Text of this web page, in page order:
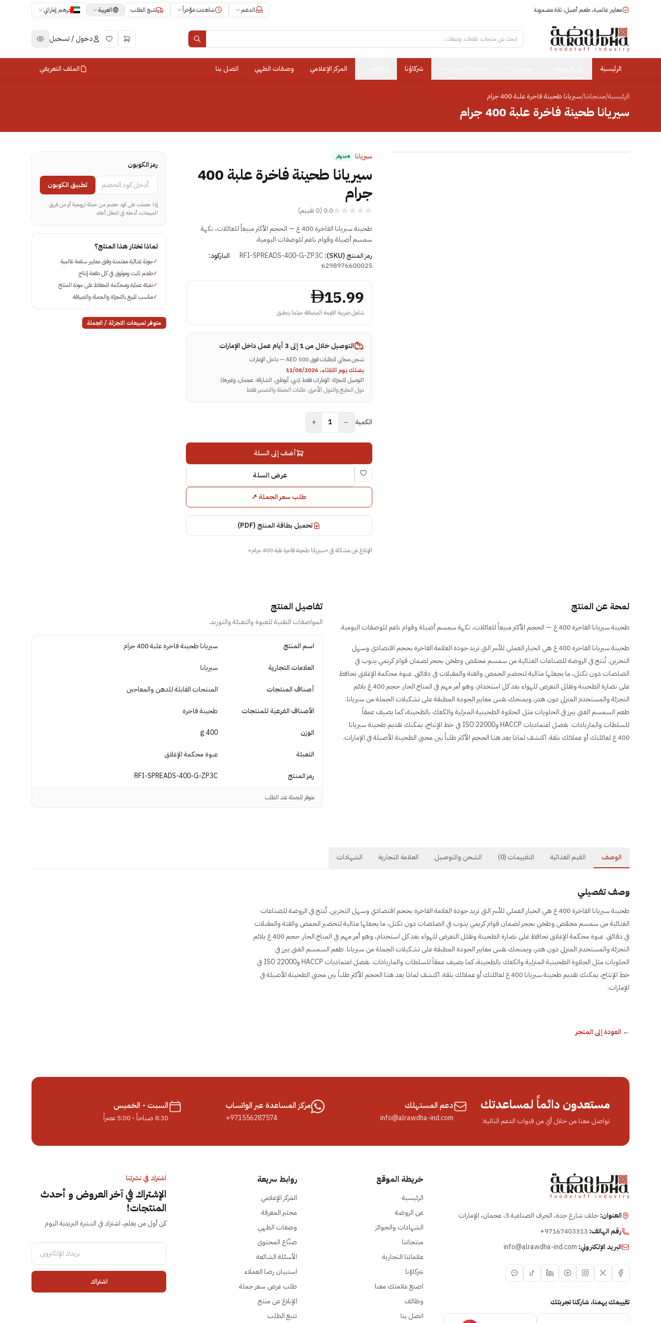
معايير عالمية، طعم أصيل، ثقة مضمونة الدعم شاهدت مؤخراً تتبع الطلب العربية درهم إماراتي
ابحث عن منتجات، علامات، وصفات... دخول / تسجيل
الرئيسية شركاؤنا المركز الإعلامي وصفات الطهي اتصل بنا الملف التعريفي
الرئيسية/منتجاتنا/سيريانا طحينة فاخرة علبة 400 جرام
سيريانا طحينة فاخرة علبة 400 جرام
سيريانا متوفر
سيريانا طحينة فاخرة علبة 400
جرام
0.0
(
0 تقييم)
طحينة سيريانا الفاخرة 400 غ — الحجم الأكثر مبيعاً للعائلات، نكهة
سمسم أصيلة وقوام ناعم للوصفات اليومية.
رمز المنتج (SKU):
RFI-SPREADS-400-G-ZP3C
· الباركود:
6298976600025
15.99
شامل ضريبة القيمة المضافة حيثما ينطبق
التوصيل خلالمن 1 إلى 3 أيام عمل داخل الإمارات
شحن مجاني للطلبات فوق 500 AED — داخل الإمارات
يصلك يوم الثلاثاء، 11/08/2026
التوصيل للتجزئة: الإمارات فقط (دبي، أبوظبي، الشارقة، عجمان، وغيرها)
دول الخليج والدول الأخرى: طلبات الجملة والتصدير فقط
الكمية −
1
+
أضف إلى السلة
عرض السلة
طلب سعر الجملة↗
تحميل بطاقة المنتج (PDF)
الإبلاغ عن مشكلة في«سيريانا طحينة فاخرة علبة 400 جرام »
رمز الكوبون
تطبيق الكوبون
إذا حصلت على كود خصم من حملة ترويجية أو من فريق
المبيعات، أدخله في الحقل أعلاه.
لماذا تختار هذا المنتج؟
✓جودة غذائية معتمدة وفق معايير سلامة عالمية
✓طعم ثابت وموثوق في كل دفعة إنتاج
✓تعبئة عملية ومحكمة للحفاظ على جودة المنتج
✓مناسب للبيع بالتجزئة والجملة والضيافة
متوفر لمبيعات التجزئة / الجملة
لمحة عن المنتج
طحينة سيريانا الفاخرة 400 غ — الحجم الأكثر مبيعاً للعائلات، نكهة سمسم أصيلة وقوام ناعم للوصفات اليومية.
طحينة سيريانا الفاخرة 400 غ هي الخيار العملي للأسر التي تريد جودة العلامة الفاخرة بحجم اقتصادي وسهل
التخزين. تُنتج في الروضة للصناعات الغذائية من سمسم محمّص وطحَن بحجر لضمان قوام كريمي يذوب في
الصلصات دون تكتل، ما يجعلها مثالية لتحضير الحمص والفتة والمقبلات في دقائق. عبوة محكمة الإغلاق تحافظ
على نضارة الطحينة وتقلل التعرض للهواء بعد كل استخدام، وهو أمر مهم في المناخ الحار. حجم 400 غ يلائم
التجزئة والمستخدم المنزلي دون هدر، ويمنحك نفس معايير الجودة المطبقة على تشكيلات الجملة من سيريانا.
طعم السمسم الغني يبرز في الحلويات مثل الحلاوة الطحينية المنزلية والكعك بالطحينة، كما يضيف عمقاً
للسلطات والماريادات. بفضل اعتماديات HACCP وISO 22000 في خط الإنتاج، يمكنك تقديم طحينة سيريانا
400 غ لعائلتك أو عملائك بثقة. اكتشف لماذا يعد هذا الحجم الأكثر طلباً بين محبي الطحينة الأصيلة في الإمارات.
تفاصيل المنتج
المواصفات التقنية للعبوة والتعبئة والتوريد.
اسم المنتج سيريانا طحينة فاخرة علبة 400 جرام
العلامات التجارية سيريانا
أصناف المنتجات المنتجات القابلة للدهن والمعاجين
الأصناف الفرعية للمنتجات طحينة فاخرة
الوزن 400 g
التعبئة عبوة محكمة الإغلاق
رمز المنتج RFI-SPREADS-400-G-ZP3C
متوفر للجملة عند الطلب
الوصف القيم الغذائية التقييمات(0) الشحن والتوصيل العلامة التجارية الشهادات
وصف تفصيلي
طحينة سيريانا الفاخرة 400 غ هي الخيار العملي للأسر التي تريد جودة العلامة الفاخرة بحجم اقتصادي وسهل التخزين. تُنتج في الروضة للصناعات
الغذائية من سمسم محمّص وطحَن بحجر لضمان قوام كريمي يذوب في الصلصات دون تكتل، ما يجعلها مثالية لتحضير الحمص والفتة والمقبلات
في دقائق. عبوة محكمة الإغلاق تحافظ على نضارة الطحينة وتقلل التعرض للهواء بعد كل استخدام، وهو أمر مهم في المناخ الحار. حجم 400 غ يلائم
التجزئة والمستخدم المنزلي دون هدر، ويمنحك نفس معايير الجودة المطبقة على تشكيلات الجملة من سيريانا. طعم السمسم الغني يبرز في
الحلويات مثل الحلاوة الطحينية المنزلية والكعك بالطحينة، كما يضيف عمقاً للسلطات والماريادات. بفضل اعتماديات HACCP وISO 22000 في
خط الإنتاج، يمكنك تقديم طحينة سيريانا 400 غ لعائلتك أو عملائك بثقة. اكتشف لماذا يعد هذا الحجم الأكثر طلباً بين محبي الطحينة الأصيلة في
الإمارات.
← العودة إلى المتجر
مستعدون دائماً لمساعدتك
تواصل معنا من خلال أي من قنوات الدعم التالية:
دعم المستهلك
info@alrawdha-ind.com
مركز المساعدة عبر الواتساب
+971556287574
السبت - الخميس
8:30 صباحاً - 5:00 عصراً
العنوان:خلف شارع جدة، الجرف الصناعية 3، عجمان، الإمارات
رقم الهاتف: +97167403313
البريد الإلكتروني: info@alrawdha-ind.com
تقييمك يهمنا، شاركنا تجربتك
خريطة الموقع
الرئيسية
عن الروضة
الشهادات والجوائز
منتجاتنا
علاماتنا التجارية
شركاؤنا
اصنع علامتك معنا
وظائف
اتصل بنا
روابط سريعة
المركز الإعلامي
مختبر المعرفة
وصفات الطهي
صنّاع المحتوى
الأسئلة الشائعة
استبيان رضا العملاء
طلب عرض سعر جملة
الإبلاغ عن منتج
تتبع الطلب
اشترك في نشرتنا
الإشتراك في آخر العروض و أحدث
المنتجات!
كن أول من يعلم، اشترك في النشرة البريدية اليوم
اشتراك